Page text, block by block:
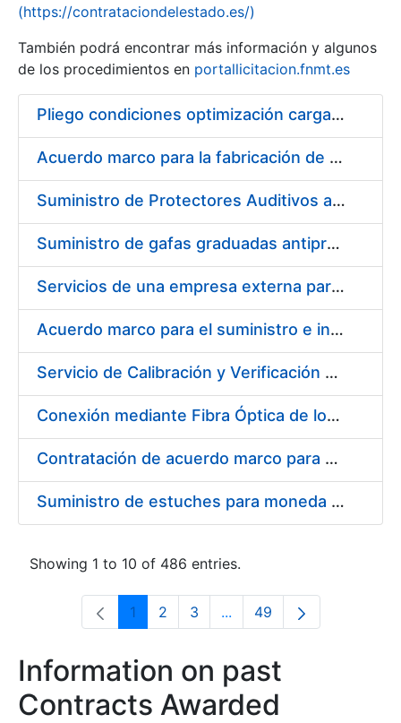
Show/Hide
(https://contrataciondelestado.es/)
También podrá encontrar más información y algunos
de los procedimientos en portallicitacion.fnmt.es
Pliego condiciones optimización cargas compras firmado
Acuerdo marco para la fabricación de piezas
Suministro de Protectores Auditivos a medida para las personas trabajadoras de los Centros de Trabajo de Madrid y Burgos
Suministro de gafas graduadas antiproyecciones para los trabajadores de la FNMT-RCM en los centros de trabajo de Madrid y Burgos
Servicios de una empresa externa para el asesoramiento y resolución de los recursos de alzada que se presentan relacionados con procesos de selección para la FNMT-RCM
Acuerdo marco para el suministro e instalación de persianas, estores y otros complementos
Servicio de Calibración y Verificación Externa de los Equipos de Medición del Servicio de Prevención de la FNMT-RCM
Conexión mediante Fibra Óptica de los Centros de Proceso de Datos (CPDs) de las sedes de la FNMT-RCM de Burgos y Madrid
Contratación de acuerdo marco para el Suministro de Material de Electricidad para la Fábrica Nacional de Moneda y Timbre-Real Casa de la Moneda en su centro de trabajo de Burgos
Suministro de estuches para moneda de 30 €
Showing 1 to 10 of 486 entries.
Page
1 Page
2 Page
3 ...Intermediate Pages Use
Page
49
Information on past
Contracts Awarded